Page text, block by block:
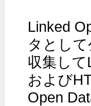
Linked
タとし
収集し
および
Open